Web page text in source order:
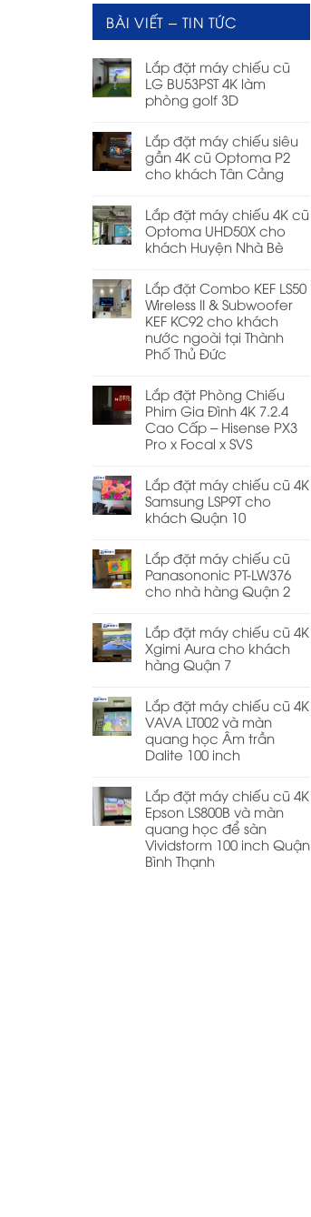
BÀI VIẾT – TIN TỨC
Lắp đặt máy chiếu cũ
LG BU53PST 4K làm
phòng golf 3D
Lắp đặt máy chiếu siêu
gần 4K cũ Optoma P2
cho khách Tân Cảng
Lắp đặt máy chiếu 4K cũ
Optoma UHD50X cho
khách Huyện Nhà Bè
Lắp đặt Combo KEF LS50
Wireless II & Subwoofer
KEF KC92 cho khách
nước ngoài tại Thành
Phố Thủ Đức
Lắp đặt Phòng Chiếu
Phim Gia Đình 4K 7.2.4
Cao Cấp – Hisense PX3
Pro x Focal x SVS
Lắp đặt máy chiếu cũ 4K
Samsung LSP9T cho
khách Quận 10
Lắp đặt máy chiếu cũ
Panasononic PT-LW376
cho nhà hàng Quận 2
Lắp đặt máy chiếu cũ 4K
Xgimi Aura cho khách
hàng Quận 7
Lắp đặt máy chiếu cũ 4K
VAVA LT002 và màn
quang học Âm trần
Dalite 100 inch
Lắp đặt máy chiếu cũ 4K
Epson LS800B và màn
quang học để sàn
Vividstorm 100 inch Quận
Bình Thạnh